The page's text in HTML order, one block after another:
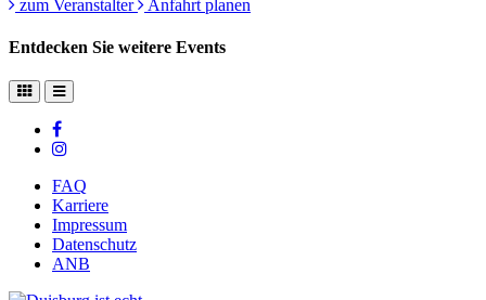
zum Veranstalter
Anfahrt planen
Entdecken Sie weitere Events
FAQ
Karriere
Impressum
Datenschutz
ANB